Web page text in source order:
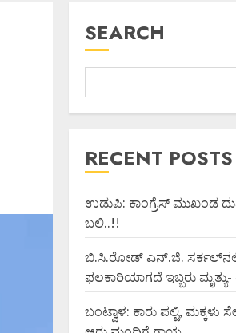
SEARCH
RECENT POSTS
ಉಡುಪಿ: ಕಾಂಗ್ರೆಸ್ ಮುಖಂಡ
ಬಲಿ..!!
ಬಿ.ಸಿ.ರೋಡ್ ಎನ್.ಜಿ.
ಫಲಕಾರಿಯಾಗದೆ ಇಬ್ಬರು
ಬಂಟ್ವಾಳ: ಕಾರು ಪಲ್ಟಿ, ಮಕ್ಕಳು